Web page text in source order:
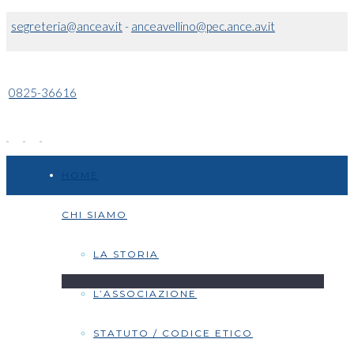
segreteria@anceav.it- anceavellino@pec.ance.av.it
0825-36616
CHI SIAMO
LA STORIA
L’ASSOCIAZIONE
STATUTO / CODICE ETICO